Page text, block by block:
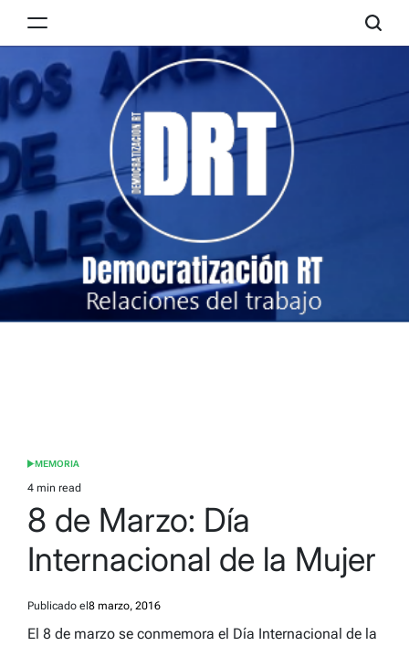
RT
POSTED
IN
MEMORIA
Estimated
read
time
4 min read
8 de Marzo: Día
Internacional de la Mujer
Publicado el 8 marzo, 2016
El 8 de marzo se conmemora el Día Internacional de la